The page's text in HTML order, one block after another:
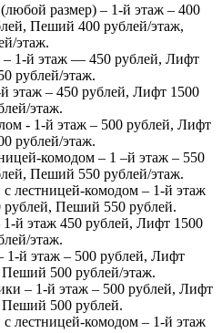
размер) – 1-й этаж – 400
Пеший 400 рублей/этаж,
этаж.
– 1-й этаж — 450 рублей, Лифт
рублей/этаж.
этаж – 450 рублей, Лифт 1500
этаж.
- 1-й этаж – 500 рублей, Лифт
рублей/этаж.
комодом – 1 –й этаж – 550
Пеший 550 рублей/этаж.
с лестницей-комодом – 1-й этаж
рублей, Пеший 550 рублей.
й этаж 450 рублей, Лифт 1500
этаж.
1-й этаж – 500 рублей, Лифт
Пеший 500 рублей/этаж.
– 1-й этаж – 500 рублей, Лифт
Пеший 500 рублей.
лестницей-комодом – 1-й этаж